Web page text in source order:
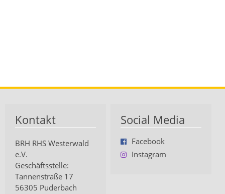
Kontakt
BRH RHS Westerwald
e.V.
Geschäftsstelle:
Tannenstraße 17
56305 Puderbach
Social Media
Facebook
Instagram